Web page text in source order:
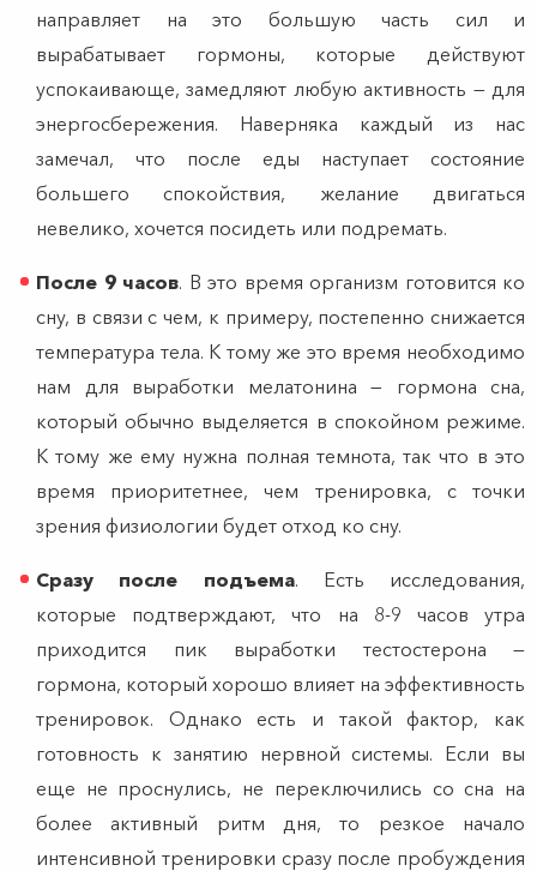
направляет на это большую часть сил и
вырабатывает гормоны, которые действуют
успокаивающе, замедляют любую активность — для
энергосбережения. Наверняка каждый из нас
замечал, что после еды наступает состояние
большего спокойствия, желание двигаться
невелико, хочется посидеть или подремать.
После 9 часов. В это время организм готовится ко
сну, в связи с чем, к примеру, постепенно снижается
температура тела. К тому же это время необходимо
нам для выработки мелатонина — гормона сна,
который обычно выделяется в спокойном режиме.
К тому же ему нужна полная темнота, так что в это
время приоритетнее, чем тренировка, с точки
зрения физиологии будет отход ко сну.
Сразу после подъема. Есть исследования,
которые подтверждают, что на 8-9 часов утра
приходится пик выработки тестостерона —
гормона, который хорошо влияет на эффективность
тренировок. Однако есть и такой фактор, как
готовность к занятию нервной системы. Если вы
еще не проснулись, не переключились со сна на
более активный ритм дня, то резкое начало
интенсивной тренировки сразу после пробуждения